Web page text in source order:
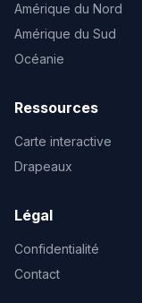
Amérique du Nord
Amérique du Sud
Océanie
Ressources
Carte interactive
Drapeaux
Légal
Confidentialité
Contact